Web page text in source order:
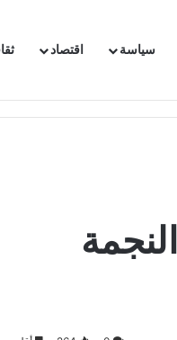
سياسة اقتصاد
احتجاجا شديد اللهجة !!